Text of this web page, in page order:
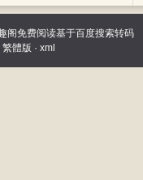
阁免费阅读基于百度搜索转码
繁體版 · xml